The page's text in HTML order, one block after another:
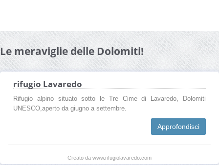
Le meraviglie delle Dolomiti!
rifugio Lavaredo
Rifugio alpino situato sotto le Tre Cime di Lavaredo, Dolomiti
UNESCO,aperto da giugno a settembre.
Approfondisci
Creato da www.rifugiolavaredo.com